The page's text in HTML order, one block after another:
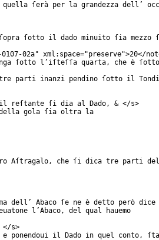
ſerà per la grandezza dell’
ſotto il dado minuito ſia mezzo
02a" xml:space="preserve">20</
ſotto l’iſteſſa quarta, che è
parti inanzi pendino ſotto il
reſtante ſi dia al Dado, & </s>
gola ſia oltra la
Aſtragalo, che ſi dica tre parti
dell’ Abaco ſe ne è detto però
l’Abaco, del qual hauemo
</s>
e ponendoui il Dado in quel conto,